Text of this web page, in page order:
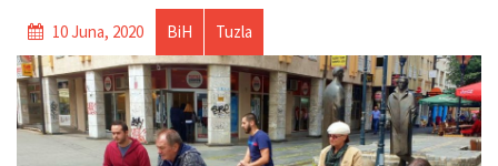
10 Juna, 2020 BiH Tuzla